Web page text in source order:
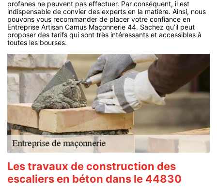
profanes ne peuvent pas effectuer. Par conséquent, il est
indispensable de convier des experts en la matière. Ainsi, nous
pouvons vous recommander de placer votre confiance en
Entreprise Artisan Camus Maçonnerie 44. Sachez qu’il peut
proposer des tarifs qui sont très intéressants et accessibles à
toutes les bourses.
Les travaux de construction des
escaliers en béton dans le 44830